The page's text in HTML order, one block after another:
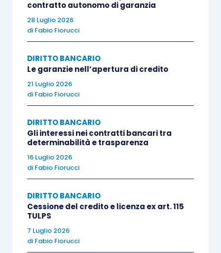
contratto autonomo di garanzia
28 Luglio 2026
di Fabio Fiorucci
DIRITTO BANCARIO
Le garanzie nell’apertura di credito
21 Luglio 2026
di Fabio Fiorucci
DIRITTO BANCARIO
Gli interessi nei contratti bancari tra
determinabilità e trasparenza
16 Luglio 2026
di Fabio Fiorucci
DIRITTO BANCARIO
Cessione del credito e licenza ex art. 115
TULPS
7 Luglio 2026
di Fabio Fiorucci